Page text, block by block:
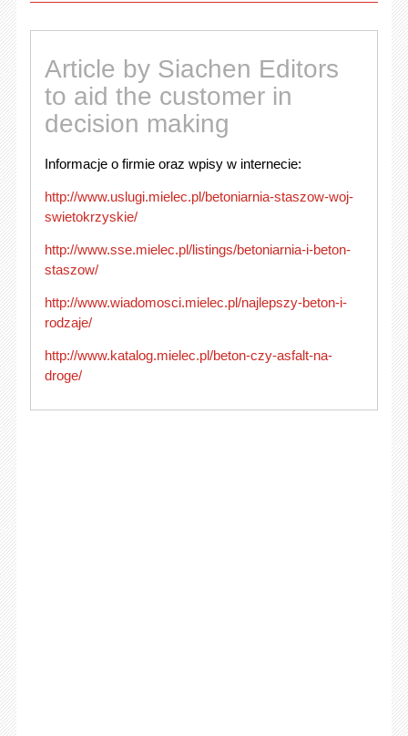
Article by Siachen Editors
to aid the customer in
decision making
Informacje o firmie oraz wpisy w internecie:
http://www.uslugi.mielec.pl/betoniarnia-staszow-woj-
swietokrzyskie/
http://www.sse.mielec.pl/listings/betoniarnia-i-beton-
staszow/
http://www.wiadomosci.mielec.pl/najlepszy-beton-i-
rodzaje/
http://www.katalog.mielec.pl/beton-czy-asfalt-na-
droge/